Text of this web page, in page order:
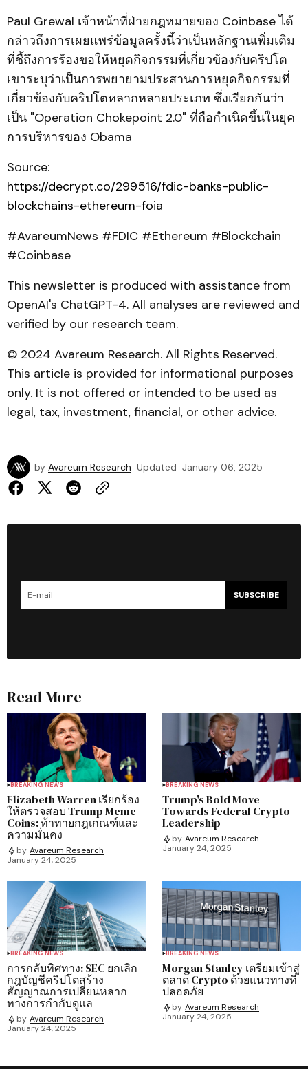
Paul Grewal เจ้าหน้าที่ฝ่ายกฎหมายของ Coinbase ได้
กล่าวถึงการเผยแพร่ข้อมูลครั้งนี้ว่าเป็นหลักฐานเพิ่มเติม
ที่ชี้ถึงการร้องขอให้หยุดกิจกรรมที่เกี่ยวข้องกับคริปโต
เขาระบุว่าเป็นการพยายามประสานการหยุดกิจกรรมที่
เกี่ยวข้องกับคริปโตหลากหลายประเภท ซึ่งเรียกกันว่า
เป็น "Operation Chokepoint 2.0" ที่ถือกำเนิดขึ้นในยุค
การบริหารของ Obama
Source:
https://decrypt.co/299516/fdic-banks-public-
blockchains-ethereum-foia
#AvareumNews #FDIC #Ethereum #Blockchain
#Coinbase
This newsletter is produced with assistance from
OpenAI's ChatGPT-4. All analyses are reviewed and
verified by our research team.
© 2024 Avareum Research. All Rights Reserved.
This article is provided for informational purposes
only. It is not offered or intended to be used as
legal, tax, investment, financial, or other advice.
by Avareum Research Updated January 06, 2025
SUBSCRIBE
Read More
BREAKING NEWS
Elizabeth Warren เรียกร้อง
ให้ตรวจสอบ Trump Meme
Coins: ท้าทายกฎเกณฑ์และ
ความมั่นคง
by Avareum Research
January 24, 2025
BREAKING NEWS
Trump's Bold Move
Towards Federal Crypto
Leadership
by Avareum Research
January 24, 2025
BREAKING NEWS
การกลับทิศทาง: SEC ยกเลิก
กฎบัญชีคริปโตสร้าง
สัญญาณการเปลี่ยนหลาก
ทางการกำกับดูแล
by Avareum Research
January 24, 2025
BREAKING NEWS
Morgan Stanley เตรียมเข้าสู่
ตลาด Crypto ด้วยแนวทางที่
ปลอดภัย
by Avareum Research
January 24, 2025